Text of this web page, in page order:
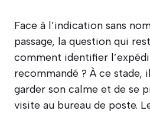
Face à l’indication sans
passage, la question qui
comment identifier
recommandé ? À ce
garder son calme et de se
visite au bureau de poste.